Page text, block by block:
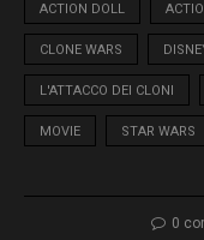
ACTION DOLL
CLONE WARS
L'ATTACCO DEI CLONI
MOVIE STAR WARS
0